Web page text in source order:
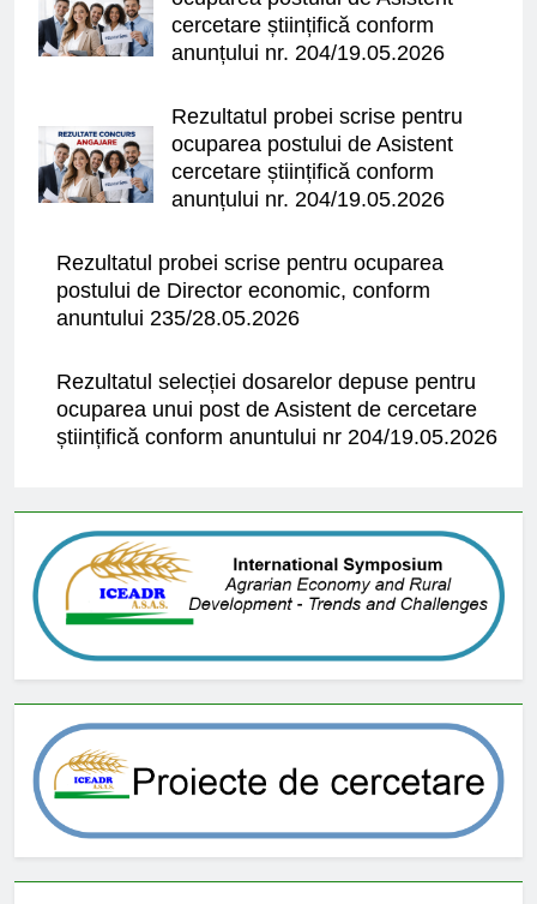
cercetare științifică conform
anunțului nr. 204/19.05.2026
Rezultatul probei scrise pentru
ocuparea postului de Asistent
cercetare științifică conform
anunțului nr. 204/19.05.2026
Rezultatul probei scrise pentru ocuparea
postului de Director economic, conform
anuntului 235/28.05.2026
Rezultatul selecției dosarelor depuse pentru
ocuparea unui post de Asistent de cercetare
științifică conform anuntului nr 204/19.05.2026